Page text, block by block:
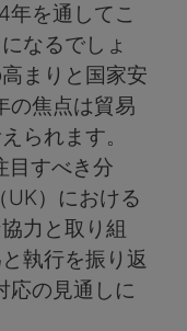
年を通してこ
なるでしょ
まりと国家安
の焦点は貿易
られます。
目すべき分
UK）における
力と取り組
執行を振り返
応の見通しに